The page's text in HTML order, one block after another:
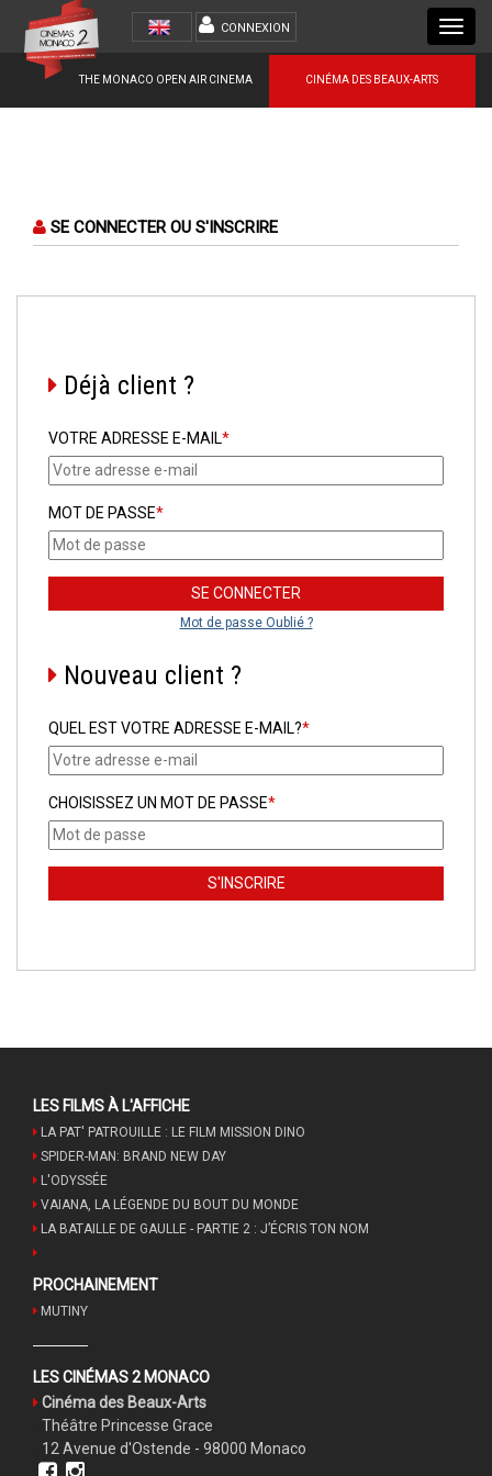
CINÉMA DES BEAUX-ARTS
THE MONACO OPEN AIR CINEMA
CONNEXION
SE CONNECTER OU S'INSCRIRE
Déjà client ?
VOTRE ADRESSE E-MAIL*
MOT DE PASSE*
Mot de passe Oublié ?
Nouveau client ?
QUEL EST VOTRE ADRESSE E-MAIL?*
CHOISISSEZ UN MOT DE PASSE*
LES FILMS À L'AFFICHE
LA PAT' PATROUILLE : LE FILM MISSION DINO
SPIDER-MAN: BRAND NEW DAY
L'ODYSSÉE
VAIANA, LA LÉGENDE DU BOUT DU MONDE
LA BATAILLE DE GAULLE - PARTIE 2 : J’ÉCRIS TON NOM
PROCHAINEMENT
MUTINY
LES CINÉMAS 2 MONACO
Cinéma des Beaux-Arts
Théâtre Princesse Grace
12 Avenue d'Ostende - 98000 Monaco